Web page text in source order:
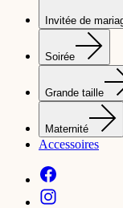
Invitée de
Soirée
Grande taille
Maternité
Accessoires